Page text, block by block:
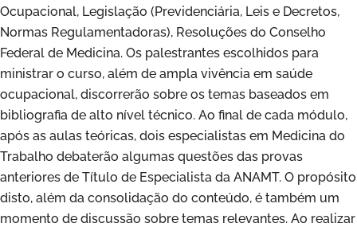
Ocupacional, Legislação (Previdenciária, Leis e Decretos,
Normas Regulamentadoras), Resoluções do Conselho
Federal de Medicina. Os palestrantes escolhidos para
ministrar o curso, além de ampla vivência em saúde
ocupacional, discorrerão sobre os temas baseados em
bibliografia de alto nível técnico. Ao final de cada módulo,
após as aulas teóricas, dois especialistas em Medicina do
Trabalho debaterão algumas questões das provas
anteriores de Título de Especialista da ANAMT. O propósito
disto, além da consolidação do conteúdo, é também um
momento de discussão sobre temas relevantes. Ao realizar